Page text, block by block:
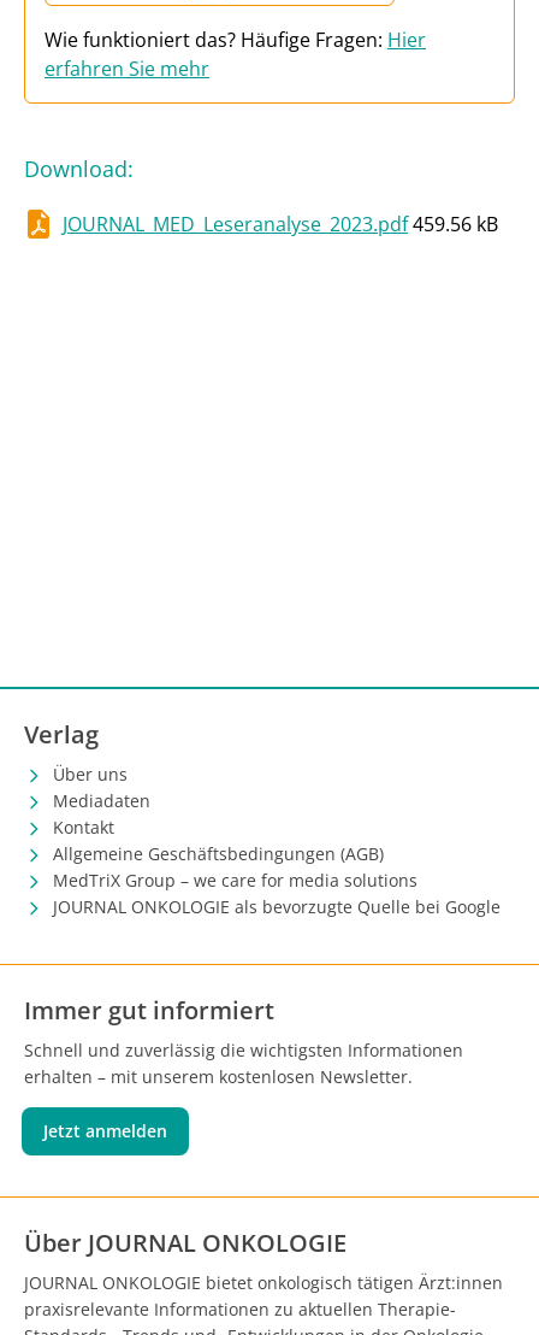
Wie funktioniert das? Häufige Fragen: Hier
erfahren Sie mehr
Download:
JOURNAL_MED_Leseranalyse_2023.pdf459.56 kB
Verlag
Über uns
Mediadaten
Kontakt
Allgemeine Geschäftsbedingungen (AGB)
MedTriX Group – we care for media solutions
JOURNAL ONKOLOGIE als bevorzugte Quelle bei Google
Immer gut informiert
Schnell und zuverlässig die wichtigsten Informationen
erhalten – mit unserem kostenlosen Newsletter.
Jetzt anmelden
Über JOURNAL ONKOLOGIE
JOURNAL ONKOLOGIE bietet onkologisch tätigen Ärzt:innen
praxisrelevante Informationen zu aktuellen Therapie-